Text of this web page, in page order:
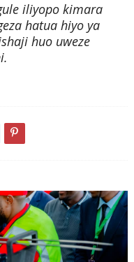
iliyopo kimara
hatua hiyo ya
huo uweze